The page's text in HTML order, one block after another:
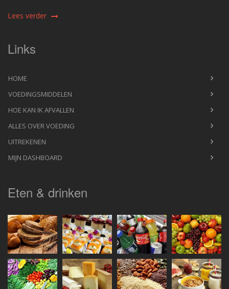
Lees verder
Links
HOME
VOEDINGSMIDDELEN
HOE KAN IK AFVALLEN
ALLES OVER VOEDING
UITREKENEN
MIJN DASHBOARD
Eten & drinken